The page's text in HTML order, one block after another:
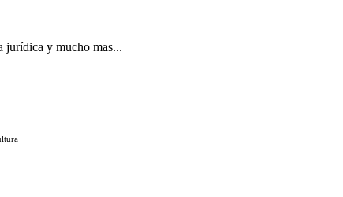
jurídica y mucho mas...